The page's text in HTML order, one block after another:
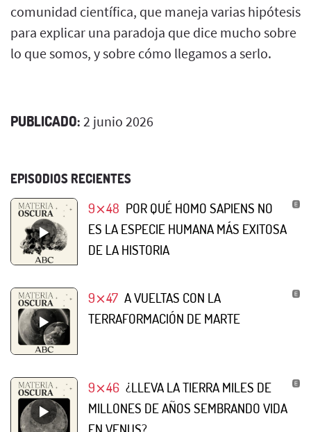
comunidad científica, que maneja varias hipótesis
para explicar una paradoja que dice mucho sobre
lo que somos, y sobre cómo llegamos a serlo.
PUBLICADO: 2 junio 2026
EPISODIOS RECIENTES
9⨯48 POR QUÉ HOMO SAPIENS NO
ES LA ESPECIE HUMANA MÁS EXITOSA
DE LA HISTORIA
9⨯47 A VUELTAS CON LA
TERRAFORMACIÓN DE MARTE
9⨯46 ¿LLEVA LA TIERRA MILES DE
MILLONES DE AÑOS SEMBRANDO VIDA